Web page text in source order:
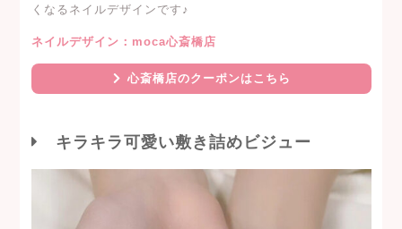
くなるネイルデザインです♪
ネイルデザイン：moca心斎橋店
心斎橋店のクーポンはこちら
キラキラ可愛い敷き詰めビジュー